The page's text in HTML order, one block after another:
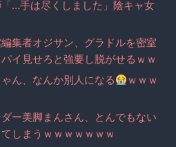
「…手は尽くしました」陰キャ女
編集者オジサン、グラドルを密室
イ見せろと強要し脱がせるｗｗ
ｗ
ゃん、なんか別人になる
ｗｗｗ
ダー美脚まんさん、とんでもない
しまうｗｗｗｗｗｗｗ